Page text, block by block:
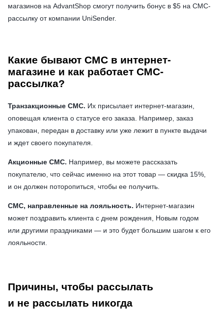
магазинов на AdvantShop смогут получить бонус в $5 на СМС-
рассылку от компании UniSender.
Какие бывают СМС в интернет-
магазине и как работает СМС-
рассылка?
Транзакционные СМС. Их присылает интернет-магазин,
оповещая клиента о статусе его заказа. Например, заказ
упакован, передан в доставку или уже лежит в пункте выдачи
и ждет своего покупателя.
Акционные СМС. Например, вы можете рассказать
покупателю, что сейчас именно на этот товар — скидка 15%,
и он должен поторопиться, чтобы ее получить.
СМС, направленные на лояльность. Интернет-магазин
может поздравить клиента с днем рождения, Новым годом
или другими праздниками — и это будет большим шагом к его
лояльности.
Причины, чтобы рассылать
и не рассылать никогда